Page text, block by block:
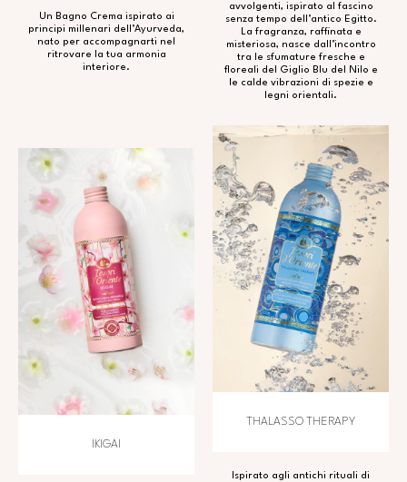
Un Bagno Crema ispirato ai
principi millenari dell’Ayurveda,
nato per accompagnarti nel
ritrovare la tua armonia
interiore.
avvolgenti, ispirato al fascino
senza tempo dell’antico Egitto.
La fragranza, raffinata e
misteriosa, nasce dall’incontro
tra le sfumature fresche e
floreali del Giglio Blu del Nilo e
le calde vibrazioni di spezie e
legni orientali.
IKIGAI
THALASSO THERAPY
Ispirato agli antichi rituali di